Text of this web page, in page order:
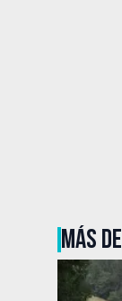
MÁS DE